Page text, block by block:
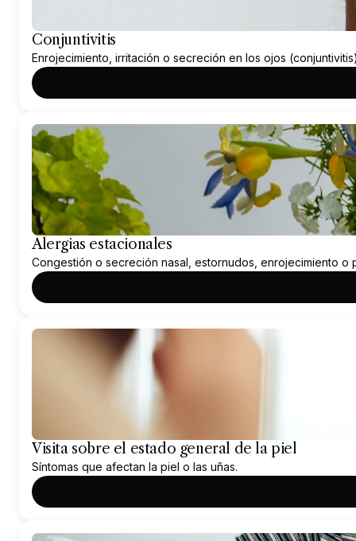
Conjuntivitis
Enrojecimiento, irritación o secreción en los ojos
Alergias estacionales
Congestión o secreción nasal, estornudos, enrojecimiento o
Visita sobre el estado general de la piel
Síntomas que afectan la piel o las uñas.